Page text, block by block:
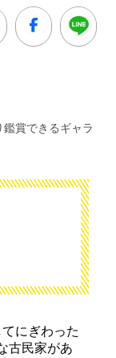
賞できるギャラ
にぎわった
古民家があ